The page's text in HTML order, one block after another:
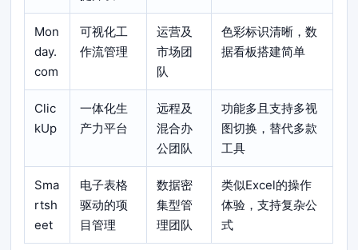
Mon
day.
com
可视化工
作流管理
运营及
市场团
队
色彩标识清晰，数
据看板搭建简单
Clic
kUp
一体化生
产力平台
远程及
混合办
公团队
功能多且支持多视
图切换，替代多款
工具
Sma
rtsh
eet
电子表格
驱动的项
目管理
数据密
集型管
理团队
类似Excel的操作
体验，支持复杂公
式